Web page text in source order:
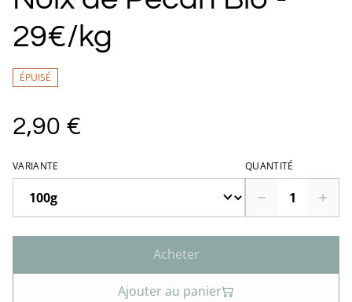
29€/kg
ÉPUISÉ
2,90 €
VARIANTE QUANTITÉ
Acheter
Ajouter au panier